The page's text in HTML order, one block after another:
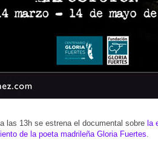
las 13h se estrena el documental sobre la
de la poeta madrileña Gloria Fuertes